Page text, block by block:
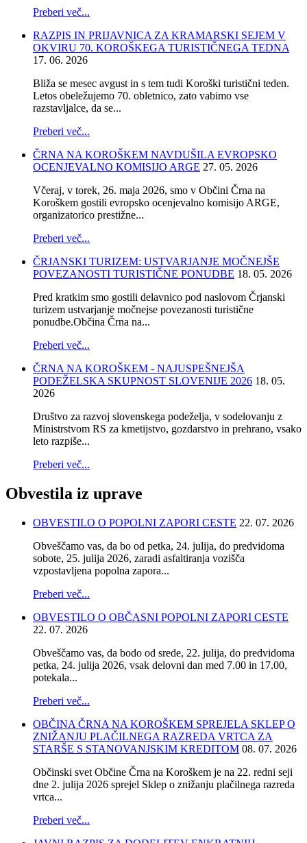
Preberi več...
RAZPIS IN PRIJAVNICA ZA KRAMARSKI SEJEM V
OKVIRU 70. KOROŠKEGA TURISTIČNEGA TEDNA
17. 06. 2026
Bliža se mesec avgust in s tem tudi Koroški turistični teden.
Letos obeležujemo 70. obletnico, zato vabimo vse
razstavljalce, da se...
Preberi več...
ČRNA NA KOROŠKEM NAVDUŠILA EVROPSKO
OCENJEVALNO KOMISIJO ARGE 27. 05. 2026
Včeraj, v torek, 26. maja 2026, smo v Občini Črna na
Koroškem gostili evropsko ocenjevalno komisijo ARGE,
organizatorico prestižne...
Preberi več...
ČRJANSKI TURIZEM: USTVARJANJE MOČNEJŠE
POVEZANOSTI TURISTIČNE PONUDBE 18. 05. 2026
Pred kratkim smo gostili delavnico pod naslovom Črjanski
turizem ustvarjanje močnejse povezanosti turistične
ponudbe.Občina Črna na...
Preberi več...
ČRNA NA KOROŠKEM - NAJUSPEŠNEJŠA
PODEŽELSKA SKUPNOST SLOVENIJE 2026 18. 05.
2026
Društvo za razvoj slovenskega podeželja, v sodelovanju z
Ministrstvom RS za kmetijstvo, gozdarstvo in prehrano, vsako
leto razpiše...
Preberi več...
Obvestila iz uprave
OBVESTILO O POPOLNI ZAPORI CESTE 22. 07. 2026
Obveščamo vas, da bo od petka, 24. julija, do predvidoma
sobote, 25. julija 2026, zaradi asfaltiranja vozišča
vzpostavljena popolna zapora...
Preberi več...
OBVESTILO O OBČASNI POPOLNI ZAPORI CESTE
22. 07. 2026
Obveščamo vas, da bodo od srede, 22. julija, do predvidoma
petka, 24. julija 2026, vsak delovni dan med 7.00 in 17.00,
potekala...
Preberi več...
OBČINA ČRNA NA KOROŠKEM SPREJELA SKLEP O
ZNIŽANJU PLAČILNEGA RAZREDA VRTCA ZA
STARŠE S STANOVANJSKIM KREDITOM 08. 07. 2026
Občinski svet Občine Črna na Koroškem je na 22. redni seji
dne 2. julija 2026 sprejel Sklep o znižanju plačilnega razreda
vrtca...
Preberi več...